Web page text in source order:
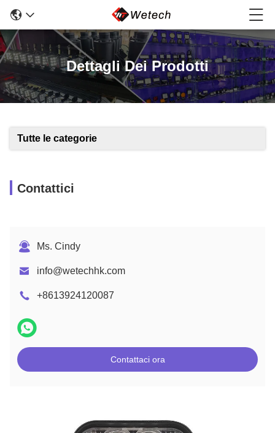
Dettagli Dei Prodotti
Tutte le categorie
Contattici
Ms. Cindy
info@wetechhk.com
+8613924120087
Contattaci ora